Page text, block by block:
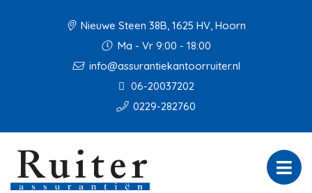
Nieuwe Steen 38B, 1625 HV, Hoorn
Ma - Vr 9:00 - 18:00
info@assurantiekantoorruiter.nl
06-20037202
0229-282760